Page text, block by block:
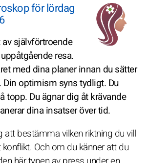
för lördag
självförtroende
resa.
med dina planer innan du sätter
Din optimism syns tydligt. Du
topp. Du ägnar dig åt krävande
dina insatser över tid.
att bestämma vilken riktning du vill
Och om du känner att du